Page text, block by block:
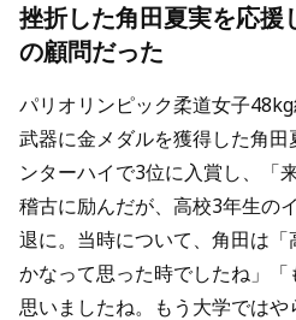
挫折した角田夏実を応援
の顧問だった
パリオリンピック柔道女子
武器に金メダルを獲得した角
ンターハイで3位に入賞し、「
稽古に励んだが、高校3年生の
退に。当時について、角田は「
かなって思った時でしたね」
思いましたね。もう大学では